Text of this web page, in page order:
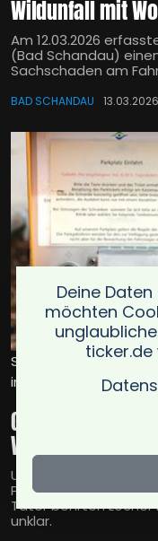
Wildunfall mit
Am 12.03.2026
(Bad Schandau)
Sachschaden am
BAD SCHANDAU 13.03.2026
Symbolbild für
in waltersdorf
Geldkassetten
Waltersdorf
Unbekannte stahlen
Täter bohrten
unklar.
Deine
möchten